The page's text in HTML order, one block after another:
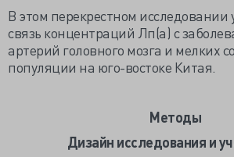
В этом перекрестном исследовании
связь концентраций Лп(а) с
артерий головного мозга и мелких
популяции на юго-востоке Китая.
Методы
Дизайн исследования и